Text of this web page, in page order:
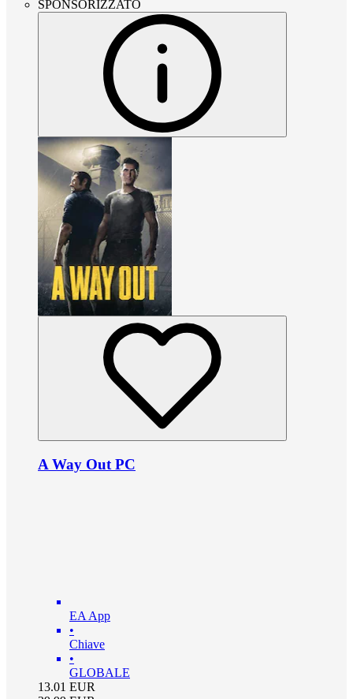
SPONSORIZZATO
A Way Out PC
EA App
•
Chiave
•
GLOBALE
13.01 EUR